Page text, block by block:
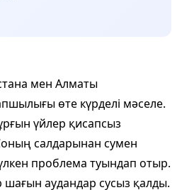
мен Алматы
өте күрделі мәселе.
үйлер қисапсыз
салдарынан сумен
проблема туындап отыр.
шағын аудандар сусыз қалды.